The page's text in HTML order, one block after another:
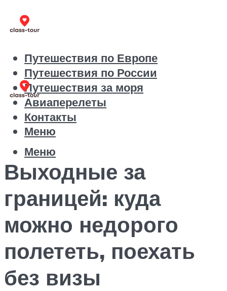
Путешествия по Европе
Путешествия по России
Путешествия за моря
Авиаперелеты
Контакты
Меню
Меню
Выходные за
границей: куда
можно недорого
полететь, поехать
без визы